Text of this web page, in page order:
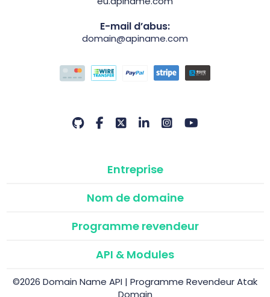
E-mail d’abus:
domain@apiname.com
Entreprise
Nom de domaine
Programme revendeur
API & Modules
©2026 Domain Name API | Programme Revendeur Atak
Domain